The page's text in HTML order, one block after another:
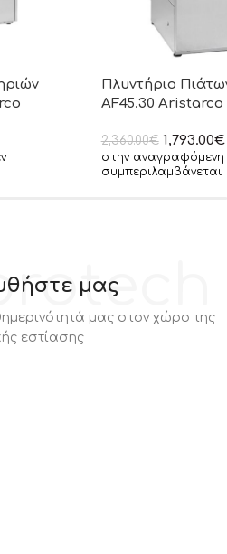
Πλυντήριο
AF45.30 Aristarco
2,360.00€ 1,793.00€
στην αναγραφόμενη
μας
μας στον χώρο της
εστίασης